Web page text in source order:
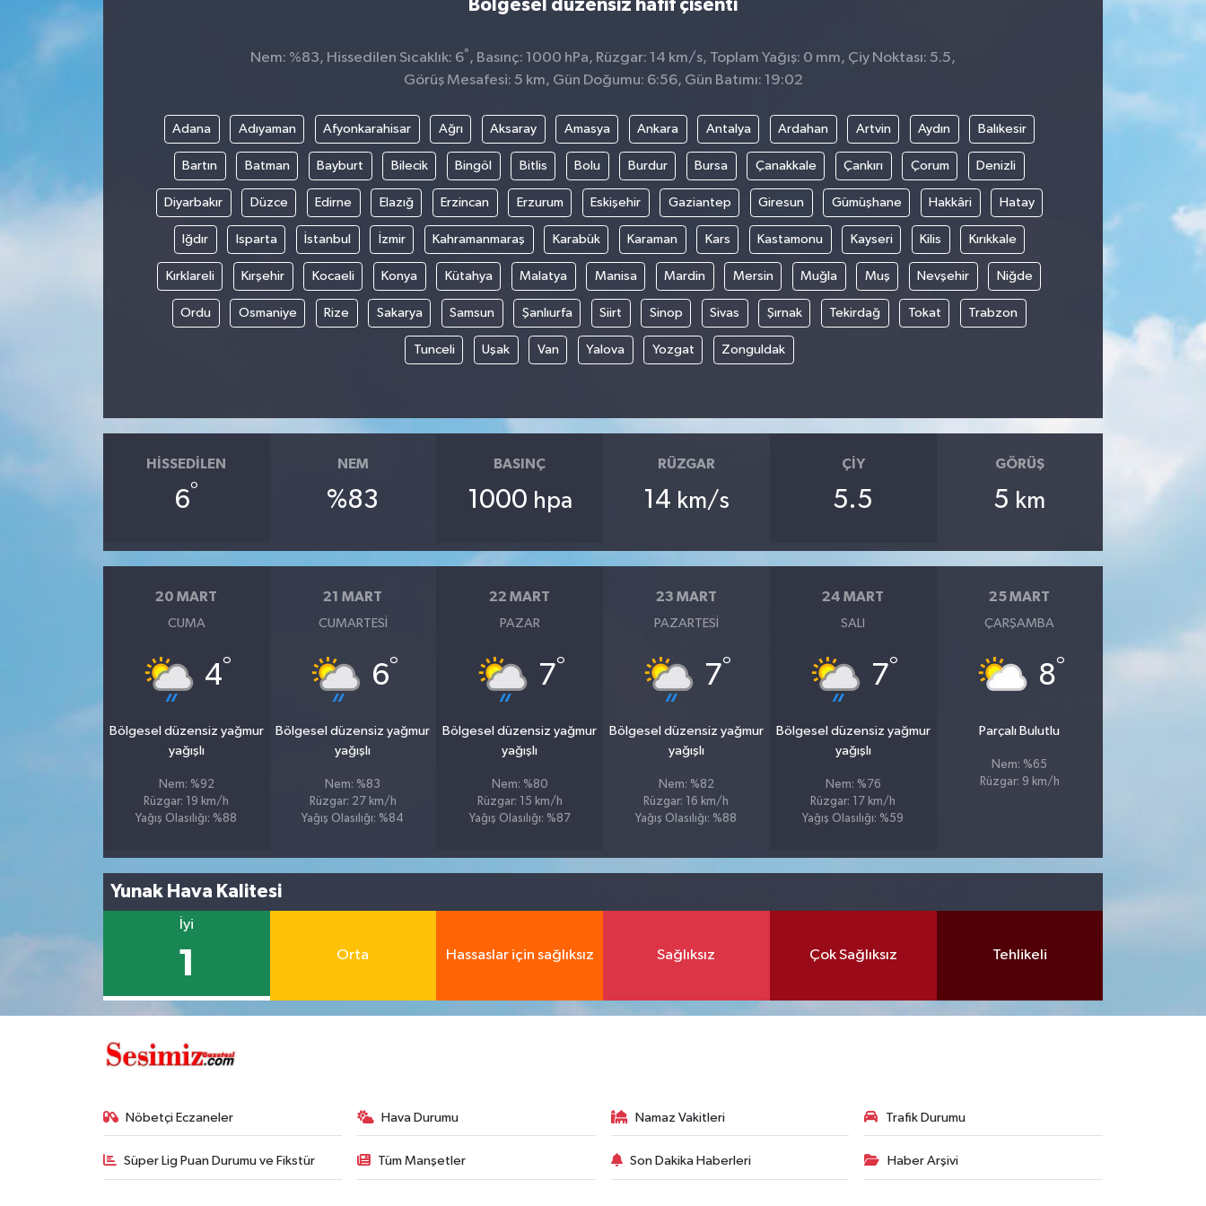
Bölgesel düzensiz hafif çisenti
Nem: %83, Hissedilen Sıcaklık: 6° , Basınç: 1000 hPa, Rüzgar: 14 km/s, Toplam Yağış: 0 mm, Çiy Noktası: 5.5,
Görüş Mesafesi: 5 km, Gün Doğumu: 6:56, Gün Batımı: 19:02
Adana Adıyaman Afyonkarahisar Ağrı Aksaray Amasya Ankara Antalya Ardahan Artvin Aydın Balıkesir
Bartın Batman Bayburt Bilecik Bingöl Bitlis Bolu Burdur Bursa Çanakkale Çankırı Çorum Denizli
Diyarbakır Düzce Edirne Elazığ Erzincan Erzurum Eskişehir Gaziantep Giresun Gümüşhane Hakkâri Hatay
Iğdır Isparta İstanbul İzmir Kahramanmaraş Karabük Karaman Kars Kastamonu Kayseri Kilis Kırıkkale
Kırklareli Kırşehir Kocaeli Konya Kütahya Malatya Manisa Mardin Mersin Muğla Muş Nevşehir Niğde
Ordu Osmaniye Rize Sakarya Samsun Şanlıurfa Siirt Sinop Sivas Şırnak Tekirdağ Tokat Trabzon
Tunceli Uşak Van Yalova Yozgat Zonguldak
HISSEDILEN
6°
NEM
%83
BASINÇ
1000 hpa
RÜZGAR
14 km/s
ÇIY
5.5
GÖRÜŞ
5 km
20 MART
CUMA
4°
Bölgesel düzensiz yağmur
yağışlı
Nem: %92
Rüzgar: 19 km/h
Yağış Olasılığı: %88
21 MART
CUMARTESI
6°
Bölgesel düzensiz yağmur
yağışlı
Nem: %83
Rüzgar: 27 km/h
Yağış Olasılığı: %84
22 MART
PAZAR
7°
Bölgesel düzensiz yağmur
yağışlı
Nem: %80
Rüzgar: 15 km/h
Yağış Olasılığı: %87
23 MART
PAZARTESI
7°
Bölgesel düzensiz yağmur
yağışlı
Nem: %82
Rüzgar: 16 km/h
Yağış Olasılığı: %88
24 MART
SALI
7°
Bölgesel düzensiz yağmur
yağışlı
Nem: %76
Rüzgar: 17 km/h
Yağış Olasılığı: %59
25 MART
ÇARŞAMBA
8°
Parçalı Bulutlu
Nem: %65
Rüzgar: 9 km/h
Yunak Hava Kalitesi
İyi
1 Orta Hassaslar için sağlıksız Sağlıksız Çok Sağlıksız Tehlikeli
Nöbetçi Eczaneler Hava Durumu Namaz Vakitleri Trafik Durumu
Süper Lig Puan Durumu ve Fikstür Tüm Manşetler Son Dakika Haberleri Haber Arşivi